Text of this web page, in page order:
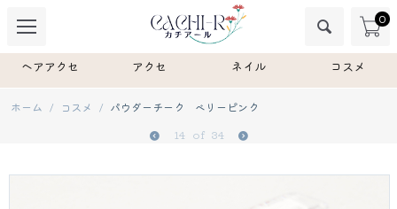
0
ヘアアクセ アクセ ネイル コスメ
ホーム / コスメ / パウダーチーク ベリーピンク
14 of 34